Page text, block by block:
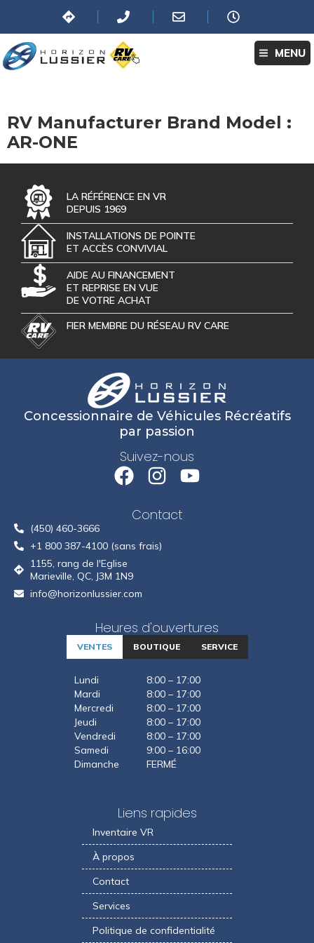
MENU
RV Manufacturer Brand Model :
AR-ONE
LA RÉFÉRENCE EN VR
DEPUIS 1969
INSTALLATIONS DE POINTE
ET ACCÈS CONVIVIAL
AIDE AU FINANCEMENT
ET REPRISE EN VUE
DE VOTRE ACHAT
FIER MEMBRE DU RÉSEAU RV CARE
Liens rapides
Inventaire VR
À propos
Contact
Services
Politique de confidentialité
Heures d'ouvertures
VENTES BOUTIQUE SERVICE
Lundi
8:00 – 17:00
Mardi
8:00 – 17:00
Mercredi
8:00 – 17:00
Jeudi
8:00 – 17:00
Vendredi
8:00 – 17:00
Samedi
9:00 – 16:00
Dimanche
FERMÉ
Contact
(450) 460-3666
+1 800 387-4100 (sans frais)
1155, rang de l'Eglise
Marieville, QC, J3M 1N9
info@horizonlussier.com
Concessionnaire de Véhicules Récréatifs
par passion
Suivez-nous